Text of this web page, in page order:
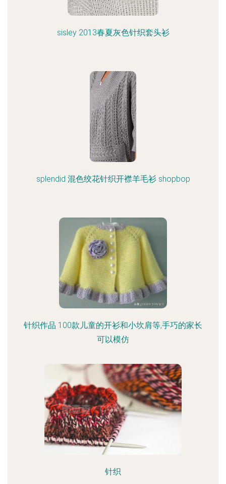
sisley 2013春夏灰色针织套头衫
splendid 混色绞花针织开襟羊毛衫 shopbop
针织作品 100款儿童的开衫和小坎肩等,手巧的家长
可以模仿
针织